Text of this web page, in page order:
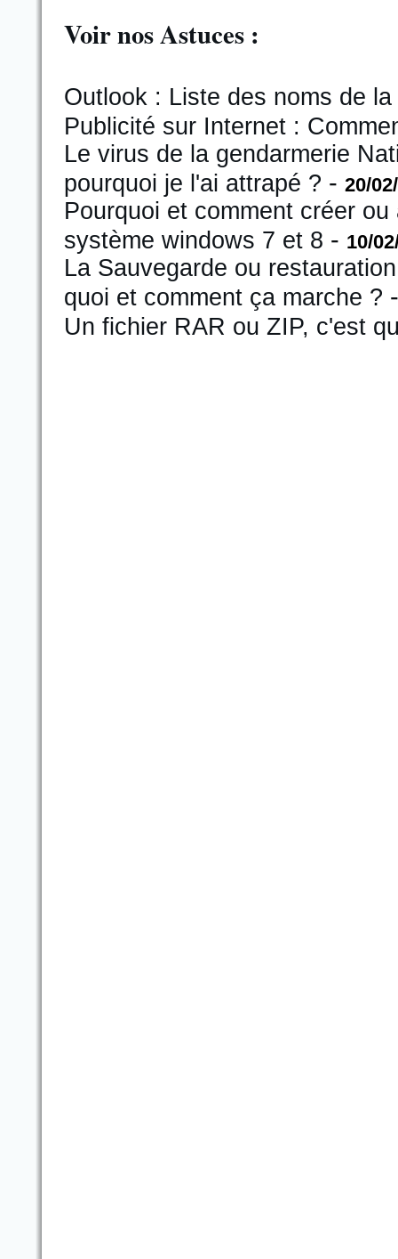
Voir nos Astuces :
Outlook : Liste des noms de
Publicité sur Internet :
Le virus de la gendarmerie
pourquoi je l'ai attrapé ? - 20/
Pourquoi et comment créer
système windows 7 et 8 - 10/
La Sauvegarde ou
quoi et comment ça marche ?
Un fichier RAR ou ZIP, c'est